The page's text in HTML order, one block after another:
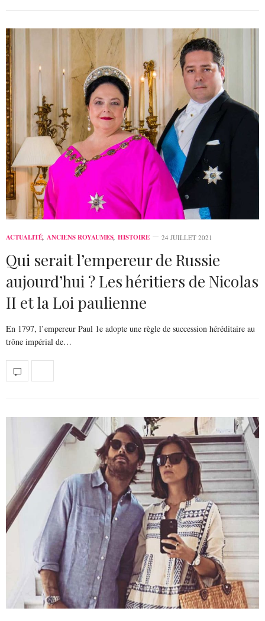
ACTUALITÉ, ANCIENS ROYAUMES, HISTOIRE 24 JUILLET 2021
Qui serait l’empereur de Russie
aujourd’hui ? Les héritiers de Nicolas
II et la Loi paulienne
En 1797, l’empereur Paul 1e adopte une règle de succession héréditaire au
trône impérial de…